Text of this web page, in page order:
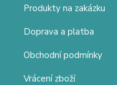
Produkty na zakázku
Doprava a platba
Obchodní podmínky
Vrácení zboží